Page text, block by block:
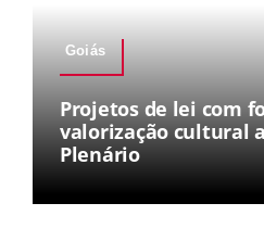
Goiás
Projetos de lei com
valorização cultural
Plenário